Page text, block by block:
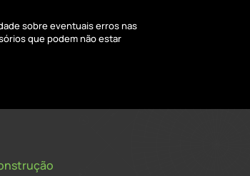
sobre eventuais erros nas
que podem não estar